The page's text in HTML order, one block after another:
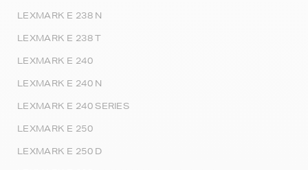
LEXMARK E 238 N
LEXMARK E 238 T
LEXMARK E 240
LEXMARK E 240 N
LEXMARK E 240 SERIES
LEXMARK E 250
LEXMARK E 250 D